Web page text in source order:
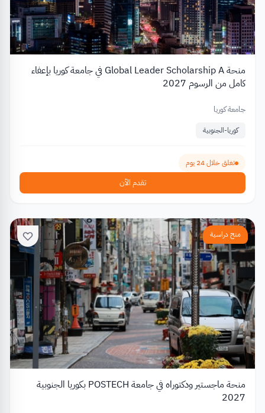
منحة Global Leader Scholarship A في جامعة كوريا بإعفاء
كامل من الرسوم 2027
جامعة كوريا
كوريا-الجنوبية
تغلق خلال 24 يوم
تقدم الآن
منح دراسية
منحة ماجستير ودكتوراه في جامعة POSTECH بكوريا الجنوبية
2027